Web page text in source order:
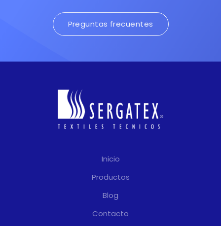
Preguntas frecuentes
Inicio
Productos
Blog
Contacto